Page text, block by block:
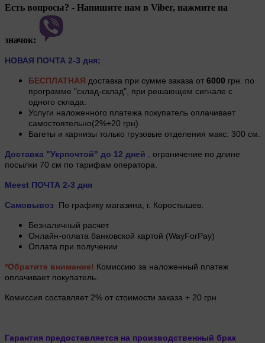
Есть вопросы? - Напишите нам в Viber, нажмите на
значок:
НОВАЯ ПОЧТА 2-3 дня;
БЕСПЛАТНАЯ доставка при сумме заказа от 6000 грн. по
программе "склад-склад", при решающем сигнале с
одного склада.
Услуги наложенного платежа покупатель оплачивает
самостоятельно(2%+20 грн).
Багеты и карнизы только грузовые отделения макс. 300 см.
Доставка "Укрпочтой" до 12 дней
ограничение по длине
посылки 70 см по тарифам оператора.
Meest ПОЧТА 2-3 дня
Самовывоз По графику магазина, г. Коростышев.
Безналичный расчет
Онлайн-оплата банковской картой (WayForPay)
Оплата при получении
*Обратите внимание! Комиссию за наложенный платеж
оплачивает покупатель.
Комиссия составляет 2% от стоимости заказа + 20 грн.
Гарантия предоставляется на производственный брак